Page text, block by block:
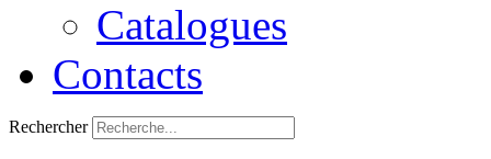
Catalogues
Contacts
Rechercher